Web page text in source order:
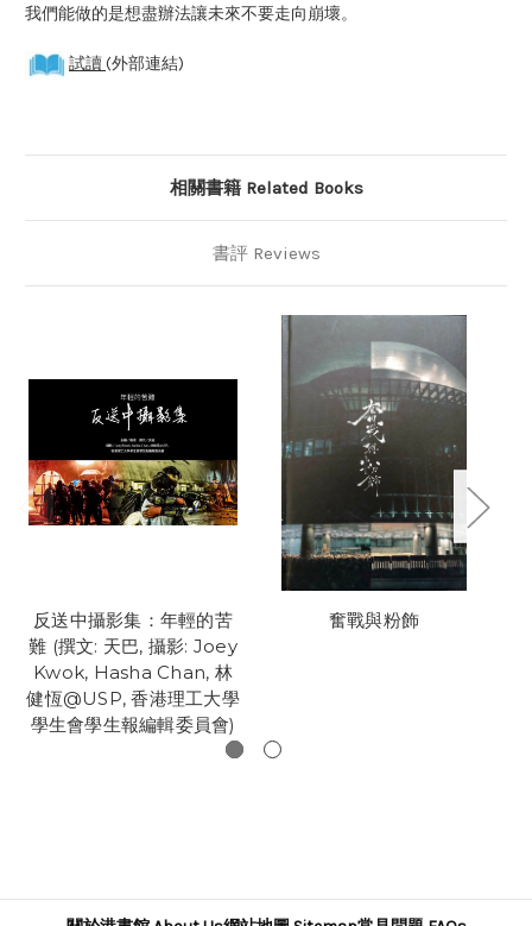
我們能做的是想盡辦法讓未來不要走向崩壞。
試讀(外部連結)
相關書籍 Related Books
書評 Reviews
反送中攝影集：年輕的苦
難 (撰文: 天巴, 攝影: Joey
Kwok, Hasha Chan, 林
健恆@USP, 香港理工大學
學生會學生報編輯委員會)
奮戰與粉飾